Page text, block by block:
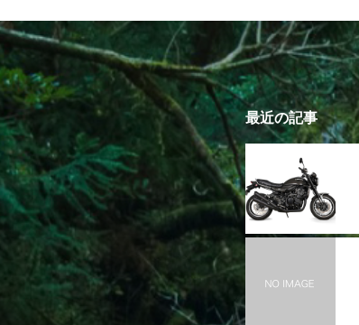
最近の記事